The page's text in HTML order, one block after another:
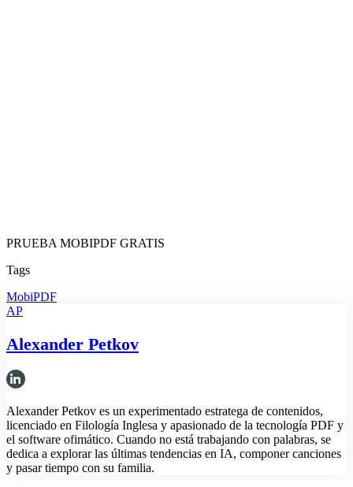
PRUEBA MOBIPDF GRATIS
Tags
MobiPDF
AP
Alexander Petkov
Alexander Petkov es un experimentado estratega de contenidos,
licenciado en Filología Inglesa y apasionado de la tecnología PDF y
el software ofimático. Cuando no está trabajando con palabras, se
dedica a explorar las últimas tendencias en IA, componer canciones
y pasar tiempo con su familia.